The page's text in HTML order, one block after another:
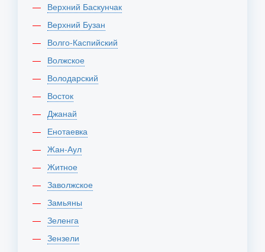
Верхний Баскунчак
Верхний Бузан
Волго-Каспийский
Волжское
Володарский
Восток
Джанай
Енотаевка
Жан-Аул
Житное
Заволжское
Замьяны
Зеленга
Зензели